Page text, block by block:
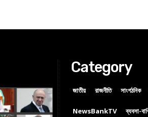
Category
জাতীয় রাজনীতি সাংগঠনিক
NewsBankTV ব্যবসা-